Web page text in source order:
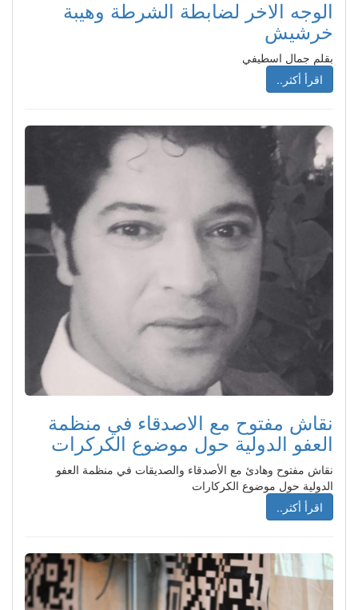
الوجه الاخر لضابطة الشرطة وهيبة
خرشيش
بقلم جمال اسطيفي
اقرأ أكثر..
نقاش مفتوح مع الاصدقاء في منظمة
العفو الدولية حول موضوع الكركرات
نقاش مفتوح وهادئ مع الأصدقاء والصديقات في منظمة العفو
الدولية حول موضوع الكركارات
اقرأ أكثر..